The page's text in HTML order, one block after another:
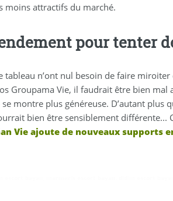
moins attractifs du marché.
pour tenter
tableau n’ont nul besoin de faire
Groupama Vie, il faudrait être bien mal
montre plus généreuse. D’autant plus
bien être sensiblement différente...
Vie ajoute de nouveaux supports